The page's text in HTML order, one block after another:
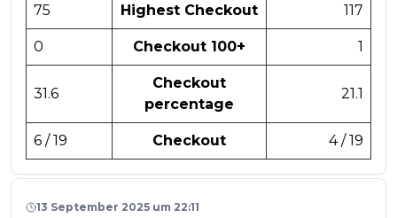
75 Highest Checkout 117
0 Checkout 100+ 1
31.6
Checkout
percentage
21.1
6 / 19 Checkout 4 / 19
13 September 2025 um 22:11